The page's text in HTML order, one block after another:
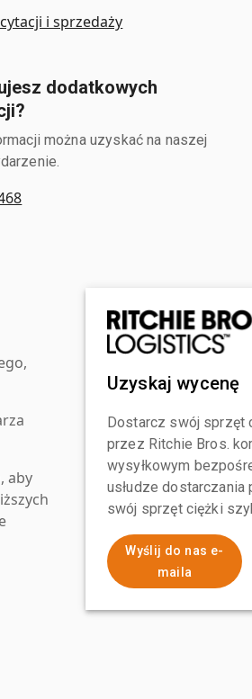
i sprzedaży
dodatkowych
można uzyskać na naszej
aby
Uzyskaj wycenę
Dostarcz swój sprzęt
przez Ritchie Bros.
wysyłkowym
usłudze
swój sprzęt ciężki
Wyślij do nas e-
maila